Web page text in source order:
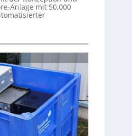
Anlage mit 50.000